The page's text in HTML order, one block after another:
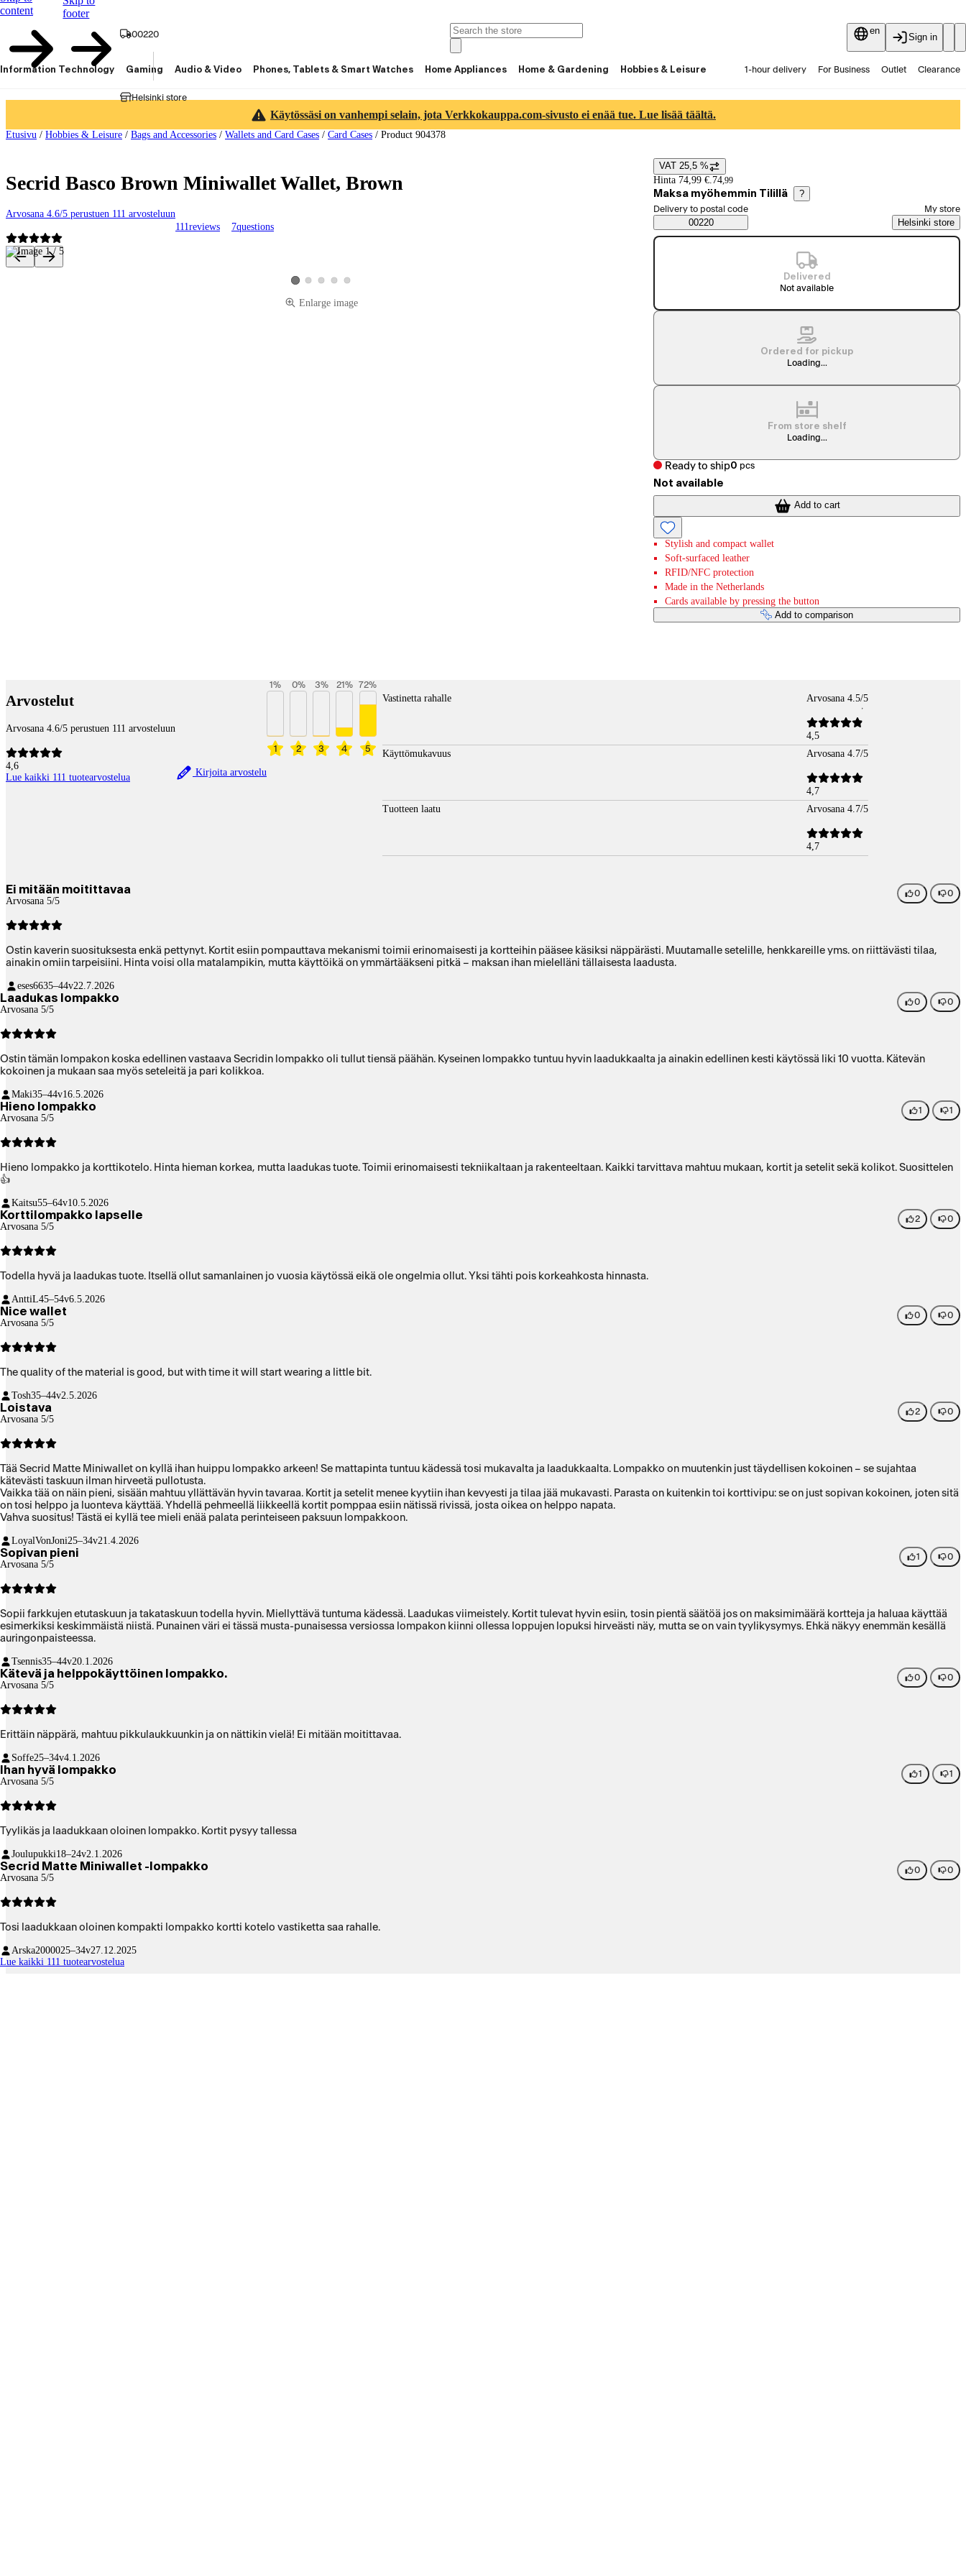
content
footer
00220
Helsinki store
en
Sign in
Information Technology Gaming Audio & Video Phones, Tablets & Smart Watches Home Appliances Home & Gardening Hobbies & Leisure 1-hour delivery For Business Outlet Clearance
Käytössäsi on vanhempi selain, jota Verkkokauppa.com-sivusto ei enää tue. Lue lisää täältä.
Etusivu / Hobbies & Leisure / Bags and Accessories / Wallets and Card Cases / Card Cases / Product 904378
Secrid Basco Brown Miniwallet Wallet, Brown
Arvosana 4.6/5 perustuen 111 arvosteluun
111reviews 7questions
Product images and videos
View product image 1
View product image 2
View product image 3
View product image 4
View product image 5
Enlarge image
Price details
VAT 25,5 %
Hinta 74,99 €. 74,99
Maksa myöhemmin Tilillä ?
Saatavuustiedot
Select order method
Delivery to postal code
00220
My store
Helsinki store
Delivered
Not available
Ordered for pickup
Loading...
From store shelf
Loading...
Ready to ship0 pcs
Not available
Add to cart
Stylish and compact wallet
Soft-surfaced leather
RFID/NFC protection
Made in the Netherlands
Cards available by pressing the button
Add to comparison
Arvostelut
Arvosana 4.6/5 perustuen 111 arvosteluun
4,6
Lue kaikki 111 tuotearvostelua
Kirjoita arvostelu
1
1%
2
0%
3
3%
4
21%
5
72%
Vastinetta rahalle Arvosana 4.5/5
4,5
Käyttömukavuus
Arvosana 4.7/5
4,7
Tuotteen laatu
Arvosana 4.7/5
4,7
Ei mitään moitittavaa
Arvosana 5/5
0 0
Ostin kaverin suosituksesta enkä pettynyt. Kortit esiin pompauttava mekanismi toimii erinomaisesti ja kortteihin pääsee käsiksi näppärästi. Muutamalle setelille, henkkareille yms. on riittävästi tilaa,
ainakin omiin tarpeisiini. Hinta voisi olla matalampikin, mutta käyttöikä on ymmärtääkseni pitkä – maksan ihan mielelläni tällaisesta laadusta.
eses6635–44v22.7.2026
Laadukas lompakko
Arvosana 5/5
0 0
Ostin tämän lompakon koska edellinen vastaava Secridin lompakko oli tullut tiensä päähän. Kyseinen lompakko tuntuu hyvin laadukkaalta ja ainakin edellinen kesti käytössä liki 10 vuotta. Kätevän
kokoinen ja mukaan saa myös seteleitä ja pari kolikkoa.
Maki35–44v16.5.2026
Hieno lompakko
Arvosana 5/5
1 1
Hieno lompakko ja korttikotelo. Hinta hieman korkea, mutta laadukas tuote. Toimii erinomaisesti tekniikaltaan ja rakenteeltaan. Kaikki tarvittava mahtuu mukaan, kortit ja setelit sekä kolikot. Suosittelen
👍
Kaitsu55–64v10.5.2026
Korttilompakko lapselle
Arvosana 5/5
2 0
Todella hyvä ja laadukas tuote. Itsellä ollut samanlainen jo vuosia käytössä eikä ole ongelmia ollut. Yksi tähti pois korkeahkosta hinnasta.
AnttiL45–54v6.5.2026
Nice wallet
Arvosana 5/5
0 0
The quality of the material is good, but with time it will start wearing a little bit.
Tosh35–44v2.5.2026
Loistava
Arvosana 5/5
2 0
Tää Secrid Matte Miniwallet on kyllä ihan huippu lompakko arkeen! Se mattapinta tuntuu kädessä tosi mukavalta ja laadukkaalta. Lompakko on muutenkin just täydellisen kokoinen – se sujahtaa
kätevästi taskuun ilman hirveetä pullotusta.
Vaikka tää on näin pieni, sisään mahtuu yllättävän hyvin tavaraa. Kortit ja setelit menee kyytiin ihan kevyesti ja tilaa jää mukavasti. Parasta on kuitenkin toi korttivipu: se on just sopivan kokoinen, joten sitä
on tosi helppo ja luonteva käyttää. Yhdellä pehmeellä liikkeellä kortit pomppaa esiin nätissä rivissä, josta oikea on helppo napata.
Vahva suositus! Tästä ei kyllä tee mieli enää palata perinteiseen paksuun lompakkoon.
LoyalVonJoni25–34v21.4.2026
Sopivan pieni
Arvosana 5/5
1 0
Sopii farkkujen etutaskuun ja takataskuun todella hyvin. Miellyttävä tuntuma kädessä. Laadukas viimeistely. Kortit tulevat hyvin esiin, tosin pientä säätöä jos on maksimimäärä kortteja ja haluaa käyttää
esimerkiksi keskimmäistä niistä. Punainen väri ei tässä musta-punaisessa versiossa lompakon kiinni ollessa loppujen lopuksi hirveästi näy, mutta se on vain tyylikysymys. Ehkä näkyy enemmän kesällä
auringonpaisteessa.
Tsennis35–44v20.1.2026
Kätevä ja helppokäyttöinen lompakko.
Arvosana 5/5
0 0
Erittäin näppärä, mahtuu pikkulaukkuunkin ja on nättikin vielä! Ei mitään moitittavaa.
Soffe25–34v4.1.2026
Ihan hyvä lompakko
Arvosana 5/5
1 1
Tyylikäs ja laadukkaan oloinen lompakko. Kortit pysyy tallessa
Joulupukki18–24v2.1.2026
Secrid Matte Miniwallet -lompakko
Arvosana 5/5
0 0
Tosi laadukkaan oloinen kompakti lompakko kortti kotelo vastiketta saa rahalle.
Arska2000025–34v27.12.2025
Lue kaikki 111 tuotearvostelua